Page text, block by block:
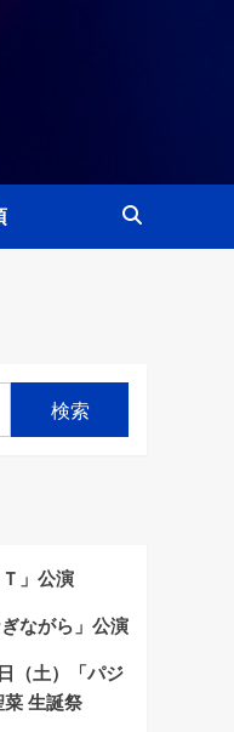
検索
」公演
ながら」公演
（土）「パジ
生誕祭